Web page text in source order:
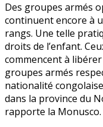
Des groupes armés
continuent encore à
rangs. Une telle
droits de l’enfant.
commencent à
groupes armés
nationalité
dans la province du
rapporte la Monusco.